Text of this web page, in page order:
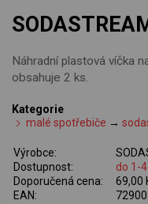
Náhradní plastová víčka
obsahuje 2 ks.
Kategorie
malé spotřebiče →
Výrobce:
Dostupnost:
do 1-
Doporučená cena:
69,00
EAN: